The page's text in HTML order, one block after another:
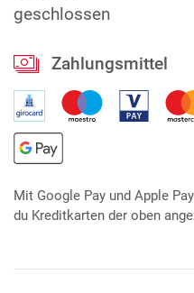
geschlossen
Zahlungsmittel
Mit Google Pay und Apple
du Kreditkarten der oben